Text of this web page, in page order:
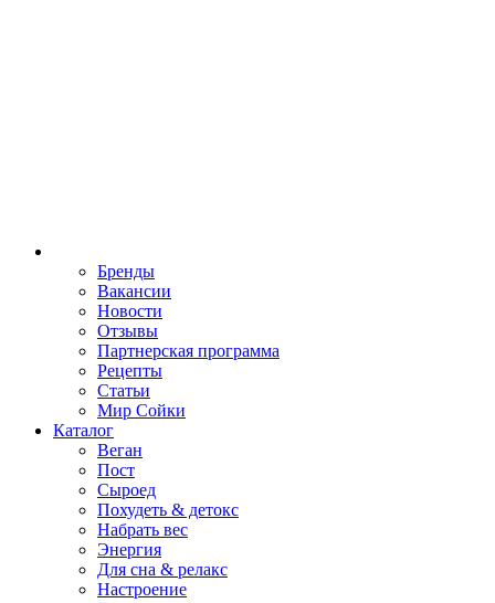
Бренды
Вакансии
Новости
Отзывы
Партнерская программа
Рецепты
Статьи
Мир Сойки
Каталог
Веган
Пост
Сыроед
Похудеть & детокс
Набрать вес
Энергия
Для сна & релакс
Настроение